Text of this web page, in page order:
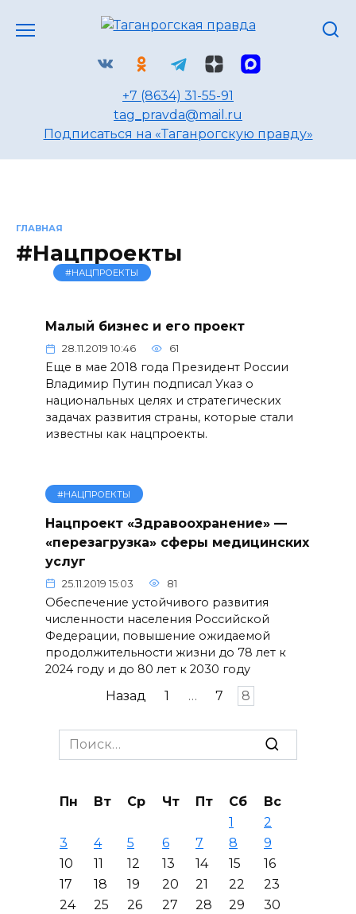
+7 (8634) 31-55-91
tag_pravda@mail.ru
Подписаться на «Таганрогскую правду»
ГЛАВНАЯ
#Нацпроекты
#НАЦПРОЕКТЫ
Малый бизнес и его проект
28.11.2019 10:46 61
Еще в мае 2018 года Президент России
Владимир Путин подписал Указ о
национальных целях и стратегических
задачах развития страны, которые стали
известны как нацпроекты.
#НАЦПРОЕКТЫ
Нацпроект «Здравоохранение» —
«перезагрузка» сферы медицинских
услуг
25.11.2019 15:03 81
Обеспечение устойчивого развития
численности населения Российской
Федерации, повышение ожидаемой
продолжительности жизни до 78 лет к
2024 году и до 80 лет к 2030 году
Назад 1 … 7 8
Search
for:
Пн Вт Ср Чт Пт Сб
Вс
1
2
3
4 5 6 7 8
9
10
11 12 13 14 15
16
17
18 19 20 21 22
23
24
25 26 27 28 29
30